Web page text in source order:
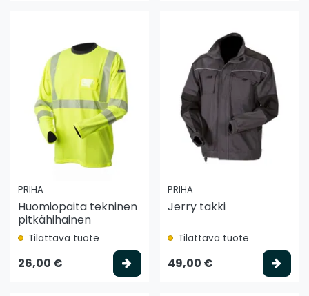
PRIHA
Huomiopaita tekninen
pitkähihainen
Tilattava tuote
26,00 € Valitse vaihtoehto
PRIHA
Jerry takki
Tilattava tuote
49,00 €